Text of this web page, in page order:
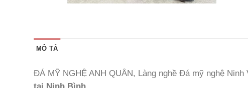
MÔ TẢ
ĐÁ MỸ NGHỆ ANH QUÂN, Làng nghề Đá mỹ nghệ